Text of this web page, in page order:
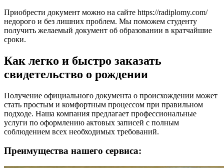
Приобрести документ можно на сайте https://radiplomy.com/
недорого и без лишних проблем. Мы поможем студенту
получить желаемый документ об образовании в кратчайшие
сроки.
Как легко и быстро заказать
свидетельство о рождении
Получение официального документа о происхождении может
стать простым и комфортным процессом при правильном
подходе. Наша компания предлагает профессиональные
услуги по оформлению актовых записей с полным
соблюдением всех необходимых требований.
Преимущества нашего сервиса: